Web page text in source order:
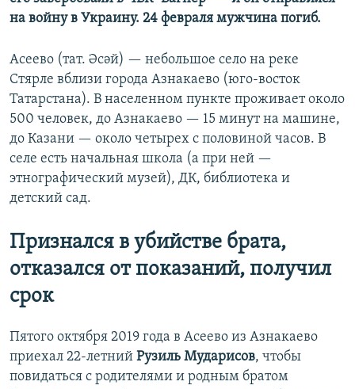
на войну в Украину. 24 февраля мужчина погиб.
Асеево (тат. Әсәй) — небольшое село на реке
Стярле вблизи города Азнакаево (юго-восток
Татарстана). В населенном пункте проживает около
500 человек, до Азнакаево — 15 минут на машине,
до Казани — около четырех с половиной часов. В
селе есть начальная школа (а при ней —
этнографический музей), ДК, библиотека и
детский сад.
Признался в убийстве брата,
отказался от показаний, получил
срок
Пятого октября 2019 года в Асеево из Азнакаево
приехал 22-летний Рузиль Мударисов, чтобы
повидаться с родителями и родным братом